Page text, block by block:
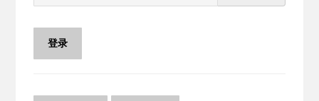
登录